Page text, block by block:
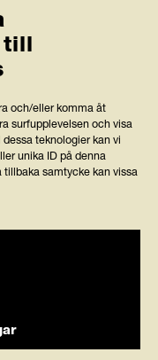
till
och/eller komma åt
surfupplevelsen och visa
teknologier kan vi
unika ID på denna
samtycke kan vissa
av intäkterna till